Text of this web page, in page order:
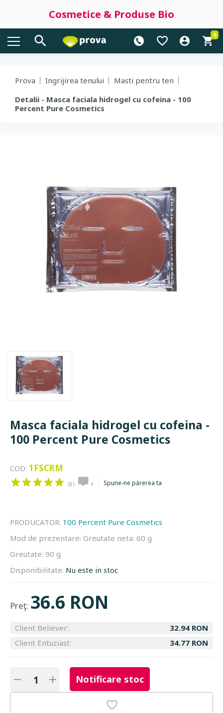
Cosmetice & Produse Bio
0
Prova Ingrijirea tenului
Masti pentru ten
Detalii - Masca faciala hidrogel cu cofeina - 100
Percent Pure Cosmetics
Masca faciala hidrogel cu cofeina -
100 Percent Pure Cosmetics
COD: 1FSCRM
(3) 0 Spune-ne părerea ta
PRODUCATOR: 100 Percent Pure Cosmetics
Mod de prezentare: Greutate neta: 60 g
Greutate: 90 g
Disponibilitate: Nu este in stoc
Preţ: 36.6 RON
Client Believer:
32.94 RON
Client Entuziast:
34.77 RON
Notificare stoc